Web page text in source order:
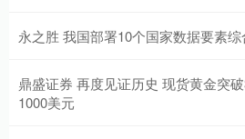
永之胜 我国部署10个国家数据要素
鼎盛证券 再度见证历史 现货黄金突
1000美元